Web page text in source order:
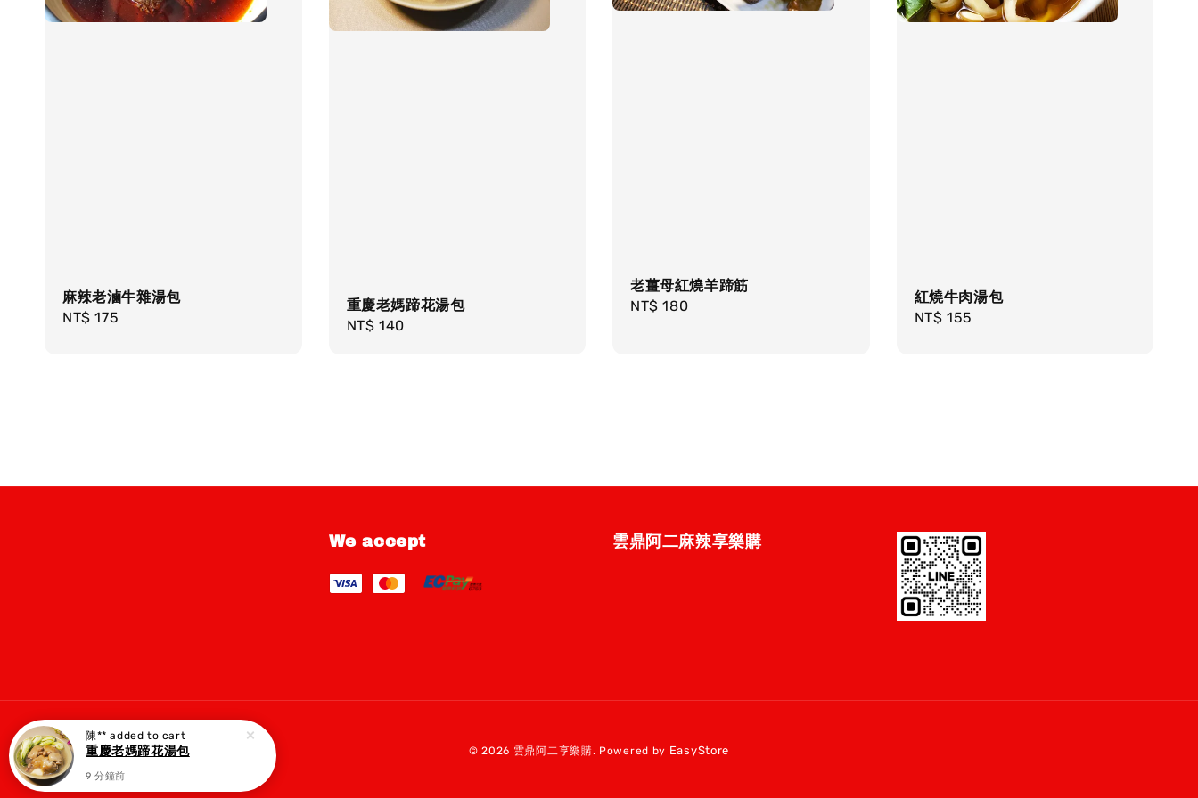
麻辣老滷牛雜湯包
Regular
NT$ 175
重慶老媽蹄花湯包
Regular
NT$ 140
老薑母紅燒羊蹄筋
Regular
NT$ 180
紅燒牛肉湯包
Regular
NT$ 155
We accept 雲鼎阿二麻辣享樂購
© 2026 雲鼎阿二享樂購. Powered by EasyStore
陳** added to cart
重慶老媽蹄花湯包
9 分鐘前